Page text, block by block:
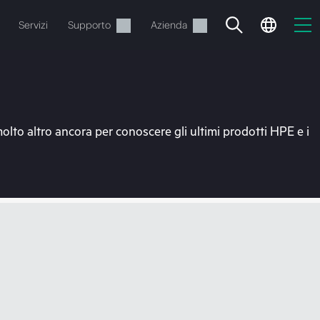
Servizi Supporto Azienda
altro ancora per conoscere gli ultimi prodotti HPE e i